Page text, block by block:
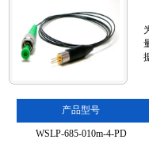
产品型号
WSLP-685-010m-4-PD